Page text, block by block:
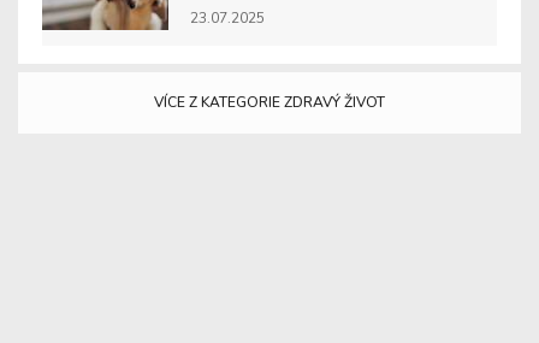
23.07.2025
VÍCE Z KATEGORIE ZDRAVÝ ŽIVOT